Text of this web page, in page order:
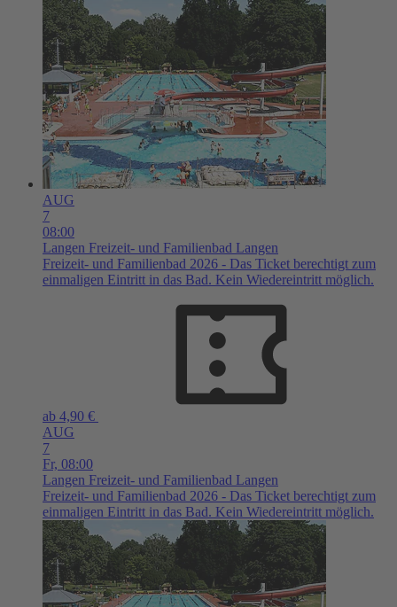
AUG
7
08:00
Langen Freizeit- und Familienbad Langen
Freizeit- und Familienbad 2026 - Das Ticket berechtigt zum
einmaligen Eintritt in das Bad. Kein Wiedereintritt möglich.
ab 4,90 €
AUG
7
Fr, 08:00
Langen Freizeit- und Familienbad Langen
Freizeit- und Familienbad 2026 - Das Ticket berechtigt zum
einmaligen Eintritt in das Bad. Kein Wiedereintritt möglich.